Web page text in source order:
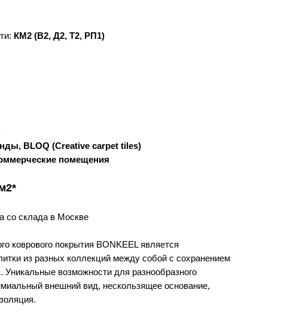
КМ2 (В2, Д2, Т2, РП1)
BLOQ (Creative carpet tiles)
помещения
со склада в Москве
коврового покрытия BONKEEL является
из разных коллекций между собой с сохранением
Уникальные возможности для разнообразного
внешний вид, нескользящее основание,